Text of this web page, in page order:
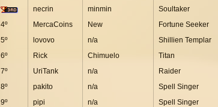
necrin
minmin Soultaker
4º
MercaCoins New Fortune Seeker
5º
lovovo n/a Shillien Templar
6º
Rick Chimuelo Titan
7º
UriTank n/a Raider
8º
pakito n/a Spell Singer
9º
pipi n/a Spell Singer